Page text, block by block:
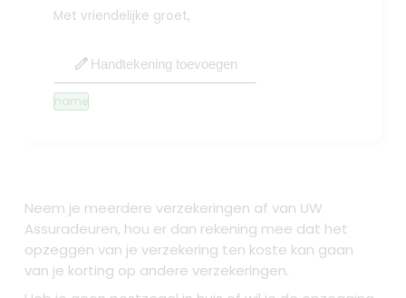
Met vriendelijke groet,
edit Handtekening toevoegen
name
Neem je meerdere verzekeringen af van UW
Assuradeuren, hou er dan rekening mee dat het
opzeggen van je verzekering ten koste kan gaan
van je korting op andere verzekeringen.